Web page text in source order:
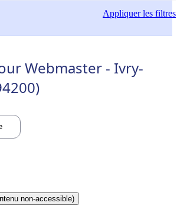
Appliquerles filtres
Webmaster - Ivry-
non-accessible)